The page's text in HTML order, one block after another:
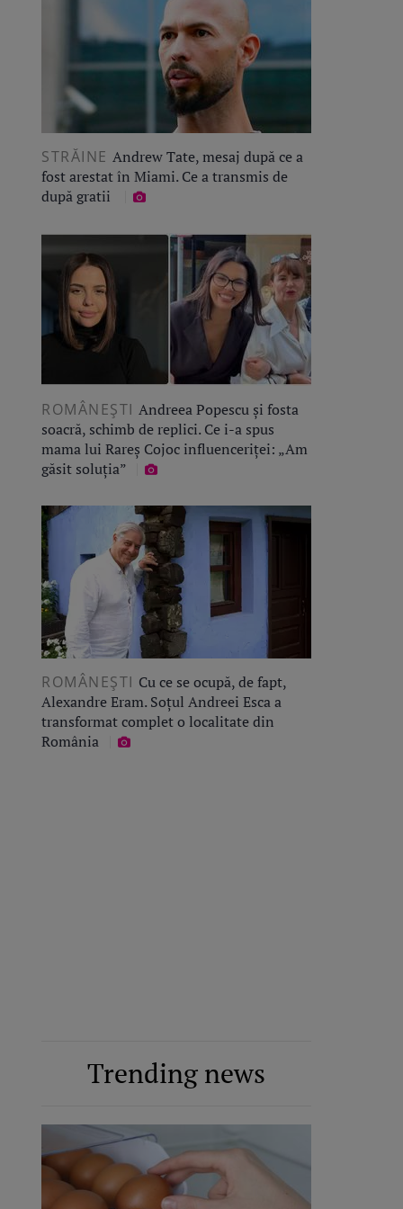
STRĂINE Andrew Tate, mesaj după ce a
fost arestat în Miami. Ce a transmis de
după gratii
ROMÂNEŞTI Andreea Popescu și fosta
soacră, schimb de replici. Ce i-a spus
mama lui Rareș Cojoc influenceriței: „Am
găsit soluția”
ROMÂNEŞTI Cu ce se ocupă, de fapt,
Alexandre Eram. Soțul Andreei Esca a
transformat complet o localitate din
România
Trending news